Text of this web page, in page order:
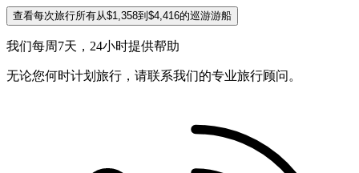
查看每次旅行所有从$1,358到$4,416的巡游游船
我们每周7天，24小时提供帮助
无论您何时计划旅行，请联系我们的专业旅行顾问。